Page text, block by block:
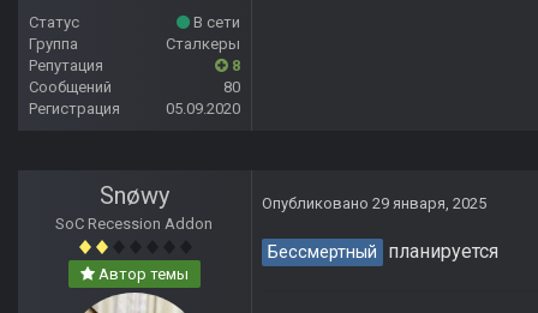
Статус
В сети
Группа
Сталкеры
Репутация
8
Сообщений
80
Регистрация
05.09.2020
Snøwy
SoC Recession Addon
Автор темы
Опубликовано 29 января, 2025
Бессмертный планируется